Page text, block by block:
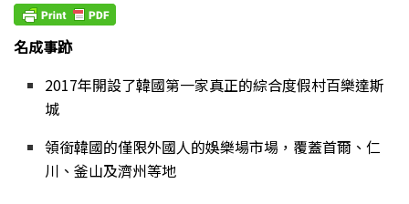
名成事跡
2017年開設了韓國第一家真正的綜合度假村百樂達斯
城
領銜韓國的僅限外國人的娛樂場市場，覆蓋首爾、仁
川、釜山及濟州等地